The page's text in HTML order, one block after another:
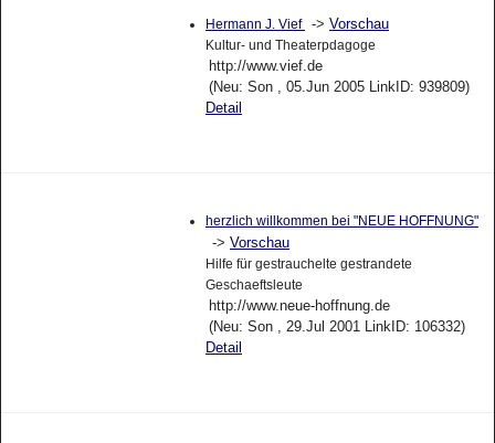
Hermann J. Vief -> Vorschau
Kultur- und Theaterpdagoge
http://www.vief.de
(Neu: Son , 05.Jun 2005 LinkID: 939809)
Detail
herzlich willkommen bei "NEUE HOFFNUNG"
-> Vorschau
Hilfe für gestrauchelte gestrandete
Geschaeftsleute
http://www.neue-hoffnung.de
(Neu: Son , 29.Jul 2001 LinkID: 106332)
Detail